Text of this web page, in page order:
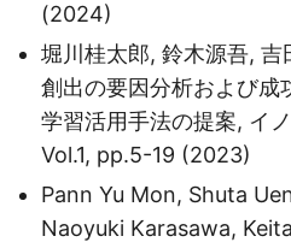
(2024)
堀川桂太郎, 鈴木源吾,
創出の要因分析および成
学習活用手法の提案, イ
Vol.1, pp.5-19 (2023)
Pann Yu Mon, Shuta
Naoyuki Karasawa,